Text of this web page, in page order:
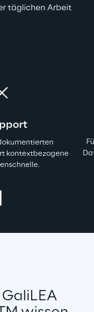
täglichen Arbeit
kontextbezogene